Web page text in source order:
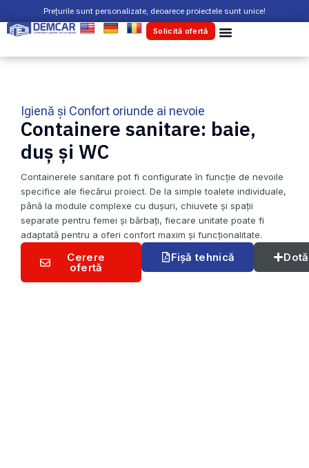
Prețurile sunt personalizate, deoarece proiectele sunt unice!
to
content
Solicită ofertă
Igienă și Confort oriunde ai nevoie
Containere sanitare: baie,
duș și WC
Containerele sanitare pot fi configurate în funcție de nevoile
specifice ale fiecărui proiect. De la simple toalete individuale,
până la module complexe cu dușuri, chiuvete și spații
separate pentru femei și bărbați, fiecare unitate poate fi
adaptată pentru a oferi confort maxim și funcționalitate.
Cerere
ofertă
Fișă tehnică